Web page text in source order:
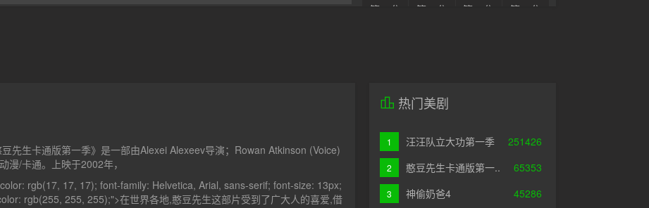
第45集
第46集 第47集
第48集
先生卡通版第一季》是一部由Alexei Alexeev导演；Rowan Atkinson (Voice)
漫/卡通。上映于2002年，
rgb(17, 17, 17); font-family: Helvetica, Arial, sans-serif; font-size: 13px;
rgb(255, 255, 255);">在世界各地,憨豆先生这部片受到了广大人的喜爱,借
热门美剧
1 汪汪队立大功第一季 251426
2 憨豆先生卡通版第一.. 65353
3 神偷奶爸4 45286